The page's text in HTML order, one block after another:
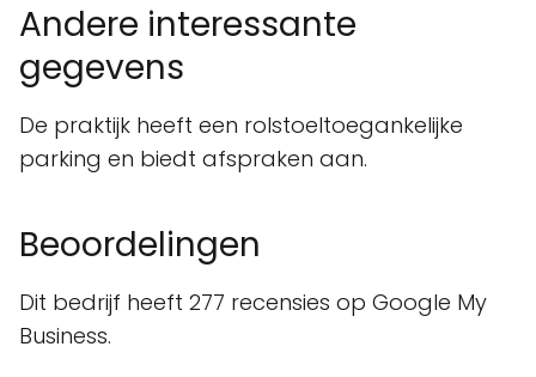
Andere interessante
gegevens
De praktijk heeft een rolstoeltoegankelijke
parking en biedt afspraken aan.
Beoordelingen
Dit bedrijf heeft 277 recensies op Google My
Business.